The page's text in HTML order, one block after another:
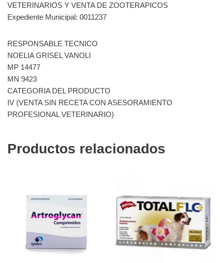
VETERINARIOS Y VENTA DE ZOOTERAPICOS
Expediente Municipal: 0011237
RESPONSABLE TECNICO
NOELIA GRISEL VANOLI
MP 14477
MN 9423
CATEGORIA DEL PRODUCTO
IV (VENTA SIN RECETA CON ASESORAMIENTO
PROFESIONAL VETERINARIO)
Productos relacionados